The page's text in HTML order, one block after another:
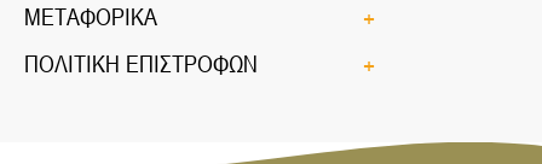
ΜΕΤΑΦΟΡΙΚΑ
ΠΟΛΙΤΙΚΗ ΕΠΙΣΤΡΟΦΩΝ